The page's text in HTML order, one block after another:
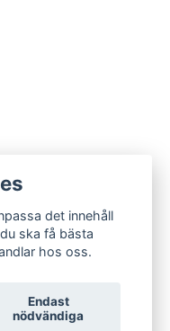
det innehåll
ska få bästa
hos oss.
Endast
nödvändiga